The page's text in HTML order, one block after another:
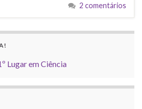
2 comentários